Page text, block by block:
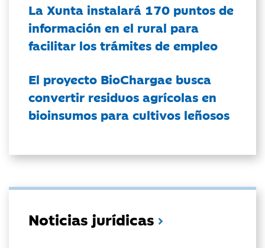
La Xunta instalará 170 puntos de
información en el rural para
facilitar los trámites de empleo
El proyecto BioChargae busca
convertir residuos agrícolas en
bioinsumos para cultivos leñosos
Noticias jurídicas